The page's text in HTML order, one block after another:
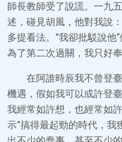
師長教師受了說謊。一九
述，碰見胡風，他對我說
多提看法。”我卻批駁說他
為了第二次過關，我只好
在阿誰時辰我不曾登
機遇，假如我可以或許登
我經常如許想，也經常如
示”搞得最起勁的時代，